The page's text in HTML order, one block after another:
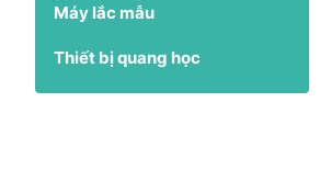
Máy lắc mẫu
Thiết bị quang học